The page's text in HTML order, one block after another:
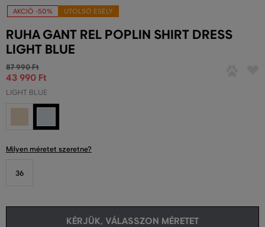
AKCIÓ -50% UTOLSÓ ESÉLY
RUHA GANT REL POPLIN SHIRT DRESS
LIGHT BLUE
87 990 Ft
43 990 Ft
LIGHT BLUE
Milyen méretet szeretne?
36
KÉRJÜK, VÁLASSZON MÉRETET